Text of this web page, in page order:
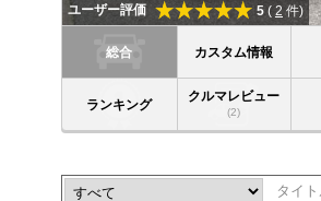
ユーザー評価 5 ( 2 件)
総合 カスタム情報
ランキング
クルマレビュー
(2)